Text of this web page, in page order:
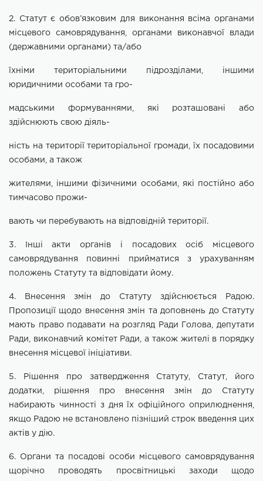
2. Статут є обов’язковим для виконання всіма органами
місцевого самоврядування, органами виконавчої влади
(державними органами) та/або
їхніми територіальними підрозділами, іншими
юридичними особами та гро-
мадськими формуваннями, які розташовані або
здійснюють свою діяль-
ність на території територіальної громади, їх посадовими
особами, а також
жителями, іншими фізичними особами, які постійно або
тимчасово прожи-
вають чи перебувають на відповідній території.
3. Інші акти органів і посадових осіб місцевого
самоврядування повинні
прийматися з урахуванням
положень Статуту та відповідати йому.
4. Внесення змін до Статуту здійснюється Радою.
Пропозиції щодо внесення змін та доповнень до Статуту
мають право подавати на розгляд Ради
Голова, депутати
Ради, виконавчий комітет Ради, а також жителі в порядку
внесення місцевої ініціативи.
5. Рішення про затвердження Статуту, Статут, його
додатки, рішення про
внесення змін до Статуту
набирають чинності з дня їх офіційного оприлюднення,
якщо Радою не встановлено пізніший строк введення цих
актів у дію.
6. Органи та посадові особи місцевого самоврядування
щорічно проводять просвітницькі заходи щодо